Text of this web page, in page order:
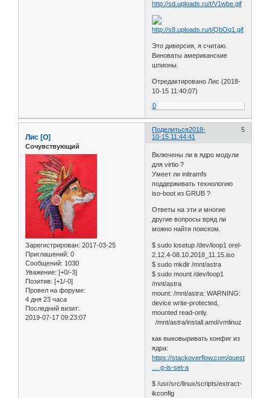
Это диверсия, я считаю.
Виноваты американские
шпионы.
Отредактировано Лис (2018-
10-15 11:40:07)
0
Поделиться 5
2018-
10-15 11:44:41
Лис [О]
Сочувствующий
Зарегистрирован: 2017-03-25
Приглашений: 0
Сообщений: 1030
Уважение: [+0/-3]
Позитив: [+1/-0]
Провел на форуме:
4 дня 23 часа
Последний визит:
2019-07-17 09:23:07
Включены ли в ядро модули
для virtio ?
Умеет ли initramfs
поддерживать технологию
iso-boot из GRUB ?
Ответы на эти и многие
другие вопросы вряд ли
можно найти поиском.
$ sudo losetup /dev/loop1 orel-
2.12.4-08.10.2018_11.15.iso
$ sudo mkdir /mnt/astra
$ sudo mount /dev/loop1
/mnt/astra
mount: /mnt/astra: WARNING:
device write-protected,
mounted read-only.
/mnt/astra/install.amd/vmlinuz
как выковыривать конфиг из
ядра:
https://stackoverflow.com/questions/456
… g-is-set-a
$ /usr/src/linux/scripts/extract-
ikconfig